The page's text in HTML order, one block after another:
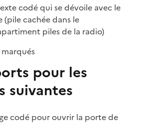
codé qui se dévoile avec le
(pile cachée dans le
piles de la radio)
pour les
suivantes
codé pour ouvrir la porte de